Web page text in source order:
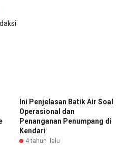
Ini Penjelasan Batik Air Soal
Operasional dan
Penanganan Penumpang di
Kendari
4 tahun lalu